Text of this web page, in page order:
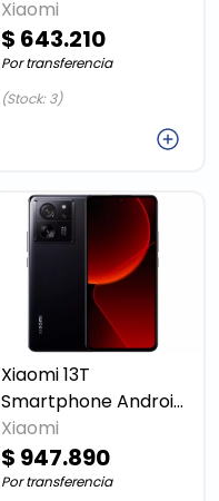
Black 47216
Xiaomi
$ 643.210
Por transferencia
(Stock: 3)
Xiaomi 13T
Smartphone Android
Xiaomi
$ 947.890
Por transferencia